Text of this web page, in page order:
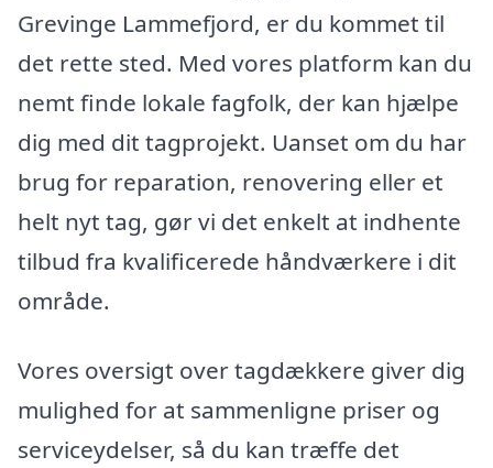
Grevinge Lammefjord, er du kommet til
det rette sted. Med vores platform kan du
nemt finde lokale fagfolk, der kan hjælpe
dig med dit tagprojekt. Uanset om du har
brug for reparation, renovering eller et
helt nyt tag, gør vi det enkelt at indhente
tilbud fra kvalificerede håndværkere i dit
område.
Vores oversigt over tagdækkere giver dig
mulighed for at sammenligne priser og
serviceydelser, så du kan træffe det